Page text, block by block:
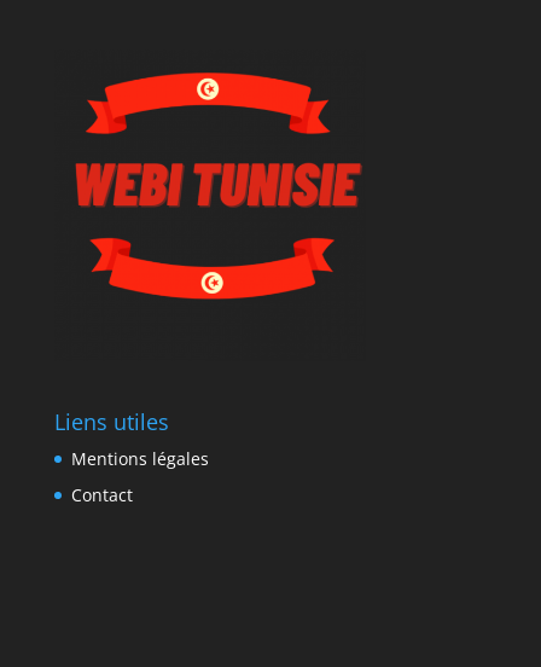
Liens utiles
Mentions légales
Contact